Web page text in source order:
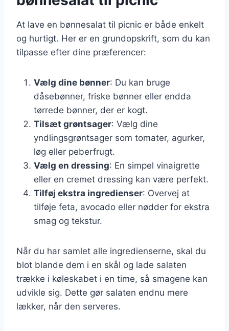
At lave en bønnesalat til picnic er både enkelt
og hurtigt. Her er en grundopskrift, som du kan
tilpasse efter dine præferencer:
Vælg dine bønner: Du kan bruge
dåsebønner, friske bønner eller endda
tørrede bønner, der er kogt.
Tilsæt grøntsager: Vælg dine
yndlingsgrøntsager som tomater, agurker,
løg eller peberfrugt.
Vælg en dressing: En simpel vinaigrette
eller en cremet dressing kan være perfekt.
Tilføj ekstra ingredienser: Overvej at
tilføje feta, avocado eller nødder for ekstra
smag og tekstur.
Når du har samlet alle ingredienserne, skal du
blot blande dem i en skål og lade salaten
trække i køleskabet i en time, så smagene kan
udvikle sig. Dette gør salaten endnu mere
lækker, når den serveres.